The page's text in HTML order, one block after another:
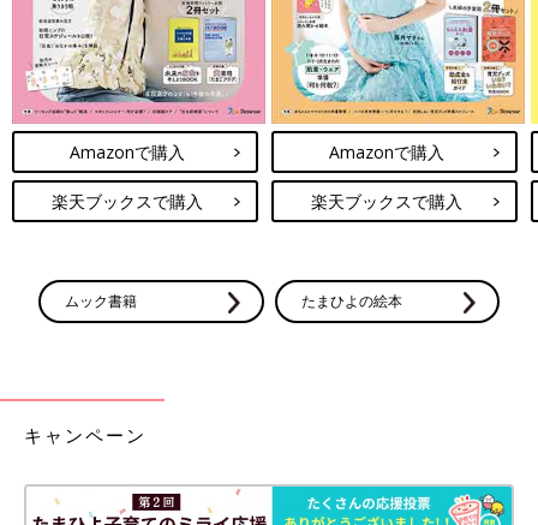
・【小玉なこの「こんにちは、赤ちゃん」】の今までのお話はこ
ちら
・たまひよONLINEの育児マンガ一覧はこちら
前の話
息子、アトピーにな
る (1) 肌トラブルのは
じまり【小玉なこの
「こんにちは、赤ち
ゃん」#20】
次の話
子どもの写真でいっぱ
いのスマホ。大掃除で
スッキリ【小玉なこの
「こんにちは、赤ちゃ
ん」#22】
Amazonで購入
楽天ブックスで購入
Amazonで購入
楽天ブックスで購入
ムック書籍 たまひよの絵本
キャンペーン